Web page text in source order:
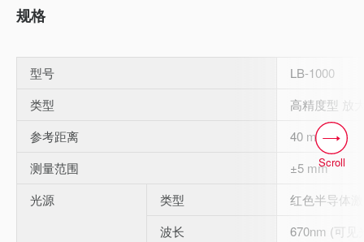
规格
型号
LB-1000
类型
高精度型 放
参考距离
40 mm
测量范围
±5 mm
光源
类型
红色半导体
波长
670nm (可见
Scroll